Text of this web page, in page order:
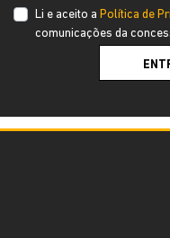
Li e aceito a Política de
comunicações da